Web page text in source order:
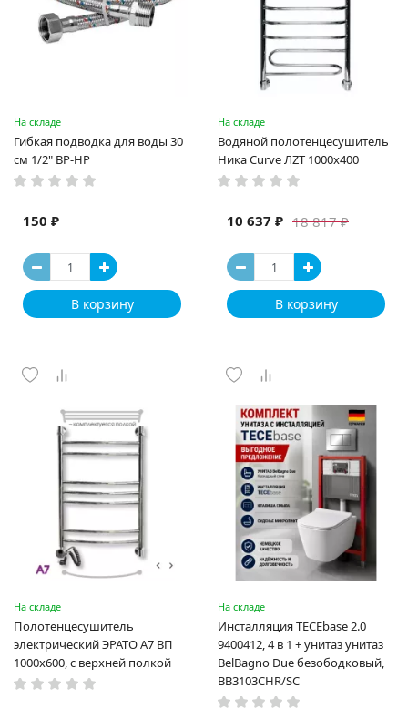
На складе
Гибкая подводка для воды 30
см 1/2" ВР-НР
150 ₽
В корзину
На складе
Водяной полотенцесушитель
Ника Curve ЛZТ 1000x400
18 817 ₽
10 637 ₽
В корзину
На складе
Полотенцесушитель
электрический ЭРАТО А7 ВП
1000x600, с верхней полкой
На складе
Инсталляция TECEbase 2.0
9400412, 4 в 1 + унитаз унитаз
BelBagno Due безободковый,
BB3103CHR/SC